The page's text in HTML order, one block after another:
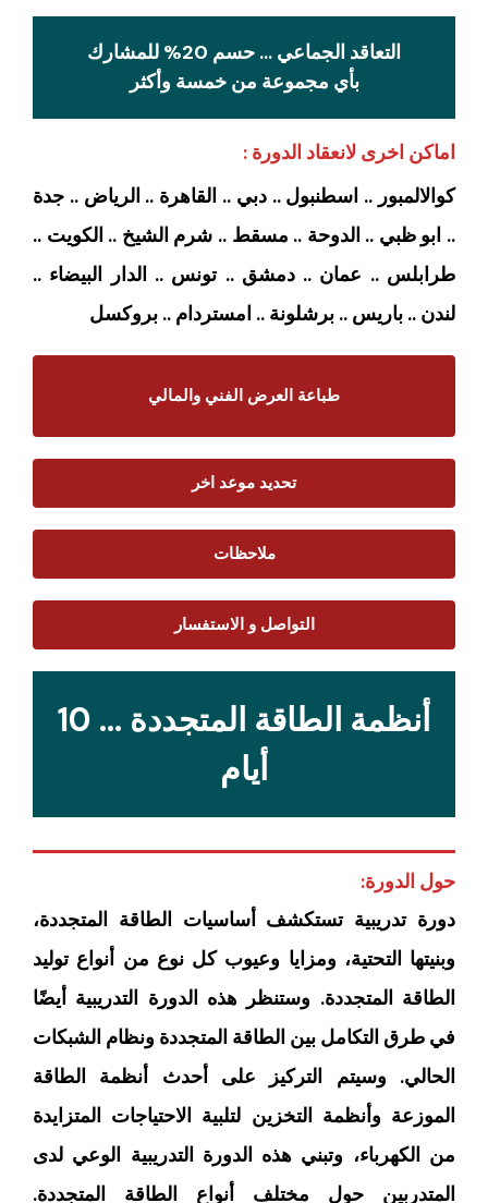
التعاقد الجماعي … حسم 20% للمشارك
بأي مجموعة من خمسة وأكثر
اماكن اخرى لانعقاد الدورة :
كوالالمبور .. اسطنبول .. دبي .. القاهرة .. الرياض .. جدة
.. ابو ظبي .. الدوحة .. مسقط .. شرم الشيخ .. الكويت ..
طرابلس .. عمان .. دمشق .. تونس .. الدار البيضاء ..
لندن .. باريس .. برشلونة .. امستردام .. بروكسل
طباعة العرض الفني والمالي
تحديد موعد اخر
ملاحظات
التواصل و الاستفسار
أنظمة الطاقة المتجددة ... 10
أيام
حول الدورة:
دورة تدريبية تستكشف أساسيات الطاقة المتجددة،
وبنيتها التحتية، ومزايا وعيوب كل نوع من أنواع توليد
الطاقة المتجددة. وستنظر هذه الدورة التدريبية أيضًا
في طرق التكامل بين الطاقة المتجددة ونظام الشبكات
الحالي. وسيتم التركيز على أحدث أنظمة الطاقة
الموزعة وأنظمة التخزين لتلبية الاحتياجات المتزايدة
من الكهرباء، وتبني هذه الدورة التدريبية الوعي لدى
المتدربين حول مختلف أنواع الطاقة المتجددة.